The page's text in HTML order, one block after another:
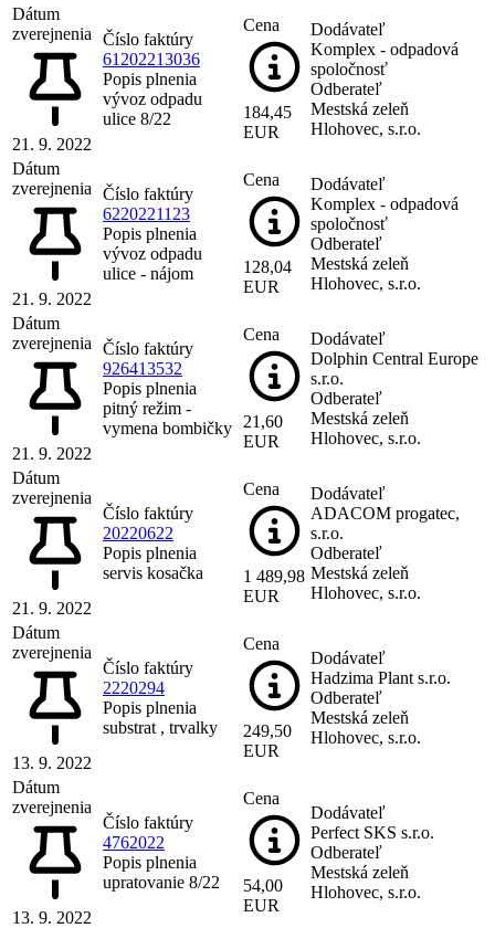
Dátum
zverejnenia
21. 9. 2022
Číslo faktúry
61202213036
Popis plnenia
vývoz odpadu
ulice 8/22
Cena
184,45
EUR
Dodávateľ
Komplex - odpadová
spoločnosť
Odberateľ
Mestská zeleň
Hlohovec, s.r.o.
Dátum
zverejnenia
21. 9. 2022
Číslo faktúry
6220221123
Popis plnenia
vývoz odpadu
ulice - nájom
Cena
128,04
EUR
Dodávateľ
Komplex - odpadová
spoločnosť
Odberateľ
Mestská zeleň
Hlohovec, s.r.o.
Dátum
zverejnenia
21. 9. 2022
Číslo faktúry
926413532
Popis plnenia
pitný režim -
vymena bombičky
Cena
21,60
EUR
Dodávateľ
Dolphin Central Europe
s.r.o.
Odberateľ
Mestská zeleň
Hlohovec, s.r.o.
Dátum
zverejnenia
21. 9. 2022
Číslo faktúry
20220622
Popis plnenia
servis kosačka
Cena
1 489,98
EUR
Dodávateľ
ADACOM progatec,
s.r.o.
Odberateľ
Mestská zeleň
Hlohovec, s.r.o.
Dátum
zverejnenia
13. 9. 2022
Číslo faktúry
2220294
Popis plnenia
substrat , trvalky
Cena
249,50
EUR
Dodávateľ
Hadzima Plant s.r.o.
Odberateľ
Mestská zeleň
Hlohovec, s.r.o.
Dátum
zverejnenia
13. 9. 2022
Číslo faktúry
4762022
Popis plnenia
upratovanie 8/22
Cena
54,00
EUR
Dodávateľ
Perfect SKS s.r.o.
Odberateľ
Mestská zeleň
Hlohovec, s.r.o.